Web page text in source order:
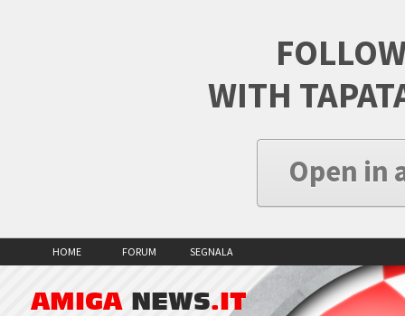
WITH
Open in
HOME FORUM SEGNALA
AMIGA NEWS.IT